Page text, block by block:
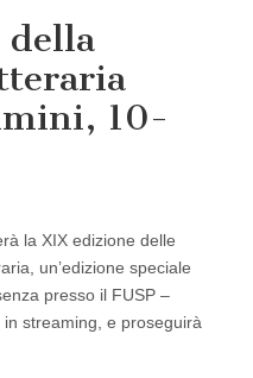
della
10-
la XIX edizione delle
un’edizione speciale
presso il FUSP –
streaming, e proseguirà